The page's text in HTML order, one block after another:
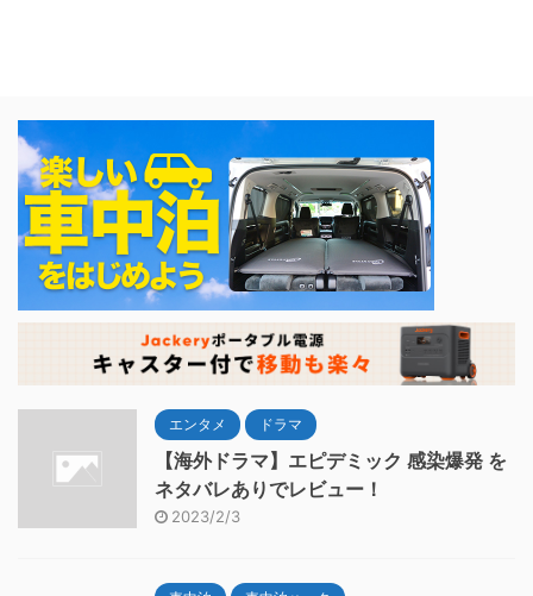
エンタメ ドラマ
【海外ドラマ】エピデミック 感染爆発 を
ネタバレありでレビュー！
2023/2/3